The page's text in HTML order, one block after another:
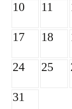
10 11
17 18
24 25
31